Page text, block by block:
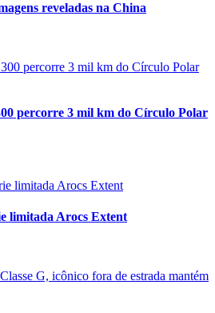
reveladas na China
percorre 3 mil km do Círculo Polar
limitada Arocs Extent